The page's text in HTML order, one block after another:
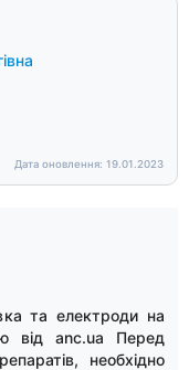
Дата оновлення: 19.01.2023
та електроди на
від anc.ua Перед
необхідно